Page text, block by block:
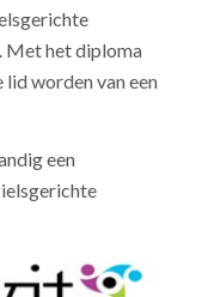
Met het diploma
worden van een
een